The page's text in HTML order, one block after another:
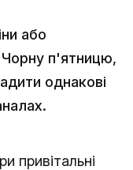
або
Чорну п'ятницю,
однакові
привітальні